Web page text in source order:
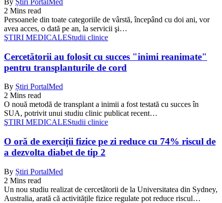
2 Mins read
Persoanele din toate categoriile de vârstă, începând cu doi ani, vor
avea acces, o dată pe an, la servicii şi…
ŞTIRI MEDICALEStudii clinice
Cercetătorii au folosit cu succes "inimi reanimate"
pentru transplanturile de cord
By Știri PortalMed
2 Mins read
O nouă metodă de transplant a inimii a fost testată cu succes în
SUA, potrivit unui studiu clinic publicat recent…
ŞTIRI MEDICALEStudii clinice
O oră de exerciții fizice pe zi reduce cu 74% riscul de
a dezvolta diabet de tip 2
By Știri PortalMed
2 Mins read
Un nou studiu realizat de cercetătorii de la Universitatea din Sydney,
Australia, arată că activitățile fizice regulate pot reduce riscul…